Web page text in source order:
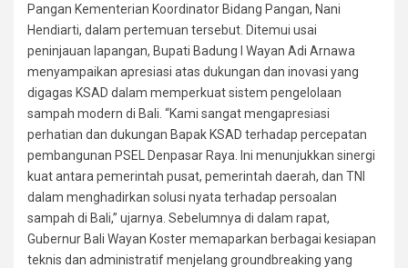
Pangan Kementerian Koordinator Bidang Pangan, Nani
Hendiarti, dalam pertemuan tersebut. Ditemui usai
peninjauan lapangan, Bupati Badung I Wayan Adi Arnawa
menyampaikan apresiasi atas dukungan dan inovasi yang
digagas KSAD dalam memperkuat sistem pengelolaan
sampah modern di Bali. “Kami sangat mengapresiasi
perhatian dan dukungan Bapak KSAD terhadap percepatan
pembangunan PSEL Denpasar Raya. Ini menunjukkan sinergi
kuat antara pemerintah pusat, pemerintah daerah, dan TNI
dalam menghadirkan solusi nyata terhadap persoalan
sampah di Bali,” ujarnya. Sebelumnya di dalam rapat,
Gubernur Bali Wayan Koster memaparkan berbagai kesiapan
teknis dan administratif menjelang groundbreaking yang